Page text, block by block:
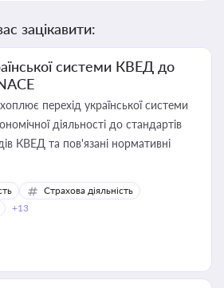
зацікавити:
системи КВЕД до
перехід української системи
діяльності до стандартів
КВЕД та пов'язані нормативні
Страхова діяльність
+13